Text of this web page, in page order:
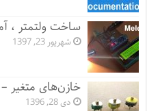
ساخت ولتمتر ،
شهریور 23, 1397
خازن‌های متغیر –
دی 28, 1396